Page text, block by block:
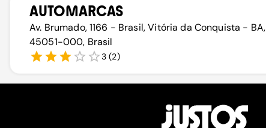
AUTOMARCAS
Av. Brumado, 1166 - Brasil, Vitória da Conquista - BA,
45051-000, Brasil
3 (2)